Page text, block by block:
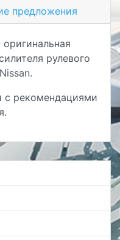
предложения
оригинальная
рулевого
с рекомендациями